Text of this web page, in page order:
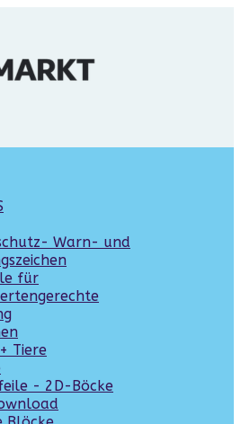
Warn- und
für
Tiere
- 2D-Böcke